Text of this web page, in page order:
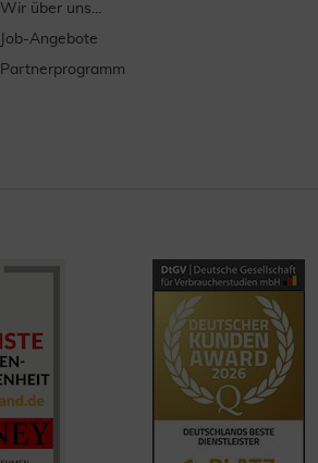
Wir über uns...
Job-Angebote
Partnerprogramm